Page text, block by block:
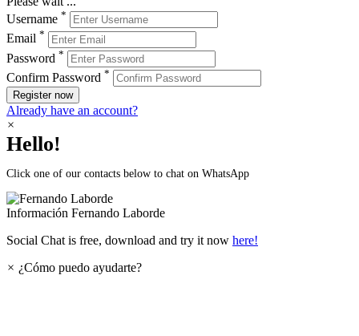
Username *
Email *
Password *
Confirm Password *
Register now
Already have an account?
×
Hello!
Click one of our contacts below to chat on WhatsApp
Información Fernando Laborde
Social Chat is free, download and try it now here!
× ¿Cómo puedo ayudarte?